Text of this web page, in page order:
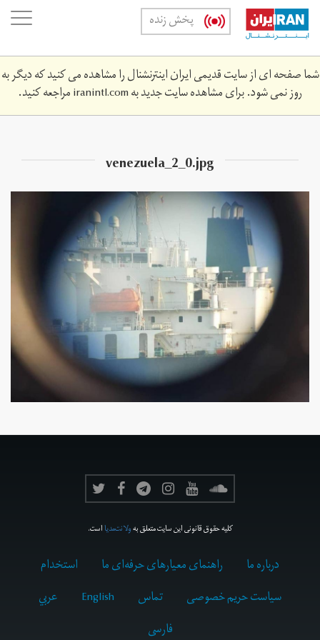
Skip
main
content
پخش زنده
شما صفحه ای از سایت قدیمی ایران اینترنشنال را مشاهده می کنید که دیگر به
روز نمی شود. برای مشاهده سایت جدید بهiranintl.comمراجعه کنید.
venezuela_2_0.jpg
کلیه حقوق قانونی این سایت متعلق بهولانت‌مدیااست.
درباره ما راهنمای معیارهای حرفه‌ای ما
استخدام
سیاست حریم خصوصی
تماس English
عربي
فارسى